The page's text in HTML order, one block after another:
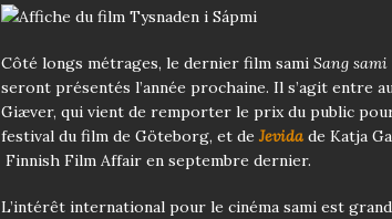
Côté longs métrages, le dernier film sami Sang sami
seront présentés l’année prochaine. Il s’agit entre
Giæver, qui vient de remporter le prix du public
festival du film de Göteborg, et de Jevida de Katja
Finnish Film Affair en septembre dernier.
L’intérêt international pour le cinéma sami est